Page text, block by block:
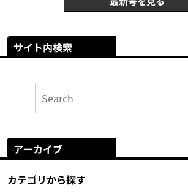
サイト内検索
アーカイブ
カテゴリから探す